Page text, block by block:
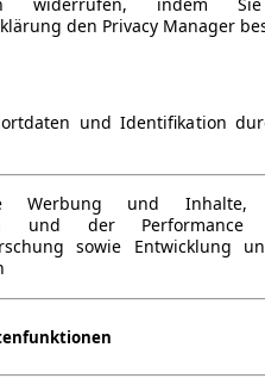
widerrufen, indem
den Privacy Manager
und Identifikation
Werbung und Inhalte,
und der
sowie Entwicklung